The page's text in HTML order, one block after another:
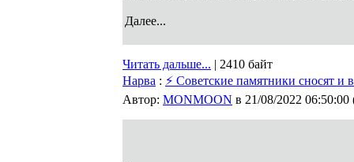
Далее...
Читать дальше... | 2410 байт
Нарва : ⚡ Советские памятники сносят и
Автор: MONMOON в 21/08/2022 06:50:00